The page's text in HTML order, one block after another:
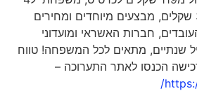
בעלות של 369 שקלים, מבצעים מיוחדים ומחירים
חברות האשראי ומועדוני
מתאים לכל המשפחה! טווח